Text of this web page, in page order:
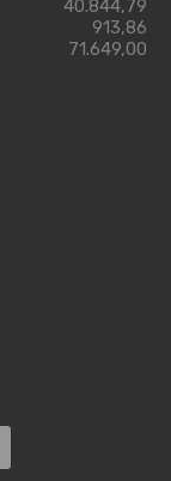
40.844,79
913,86
71.649,00